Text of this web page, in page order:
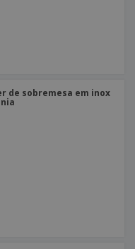
de sobremesa em inox